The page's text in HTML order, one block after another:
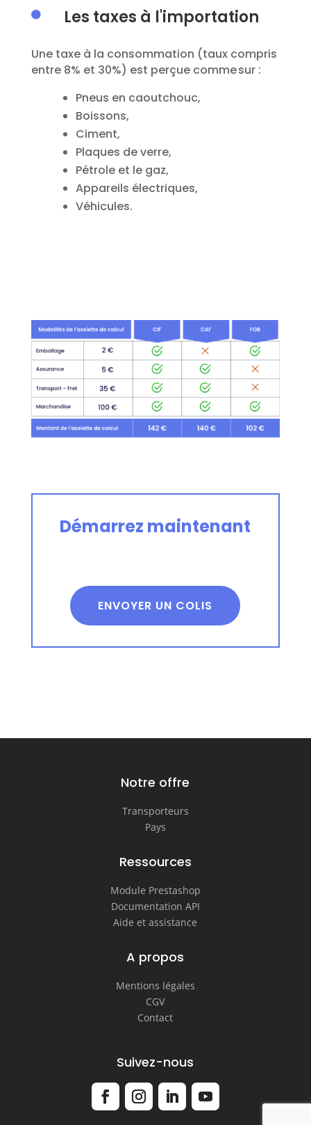
 Les taxes à l'importation
Une taxe à la consommation (taux compris
entre 8% et 30%) est perçue comme sur :
Pneus en caoutchouc,
Boissons,
Ciment,
Plaques de verre,
Pétrole et le gaz,
Appareils électriques,
Véhicules.
Démarrez maintenant
ENVOYER UN COLIS
Notre offre
Transporteurs
Pays
Ressources
Module Prestashop
Documentation API
Aide et assistance
A propos
Mentions légales
CGV
Contact
Suivez-nous